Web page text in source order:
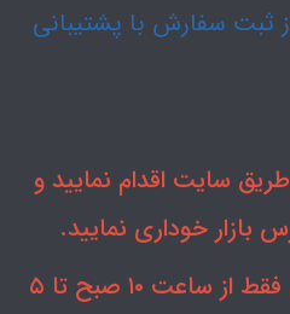
ثبت سفارش با پشتیبانی
سایت اقدام نمایید و
بازار خوداری نمایید.
جهت تماس با پشتیبانی فقط از ساعت ۱۰ صبح تا ۵